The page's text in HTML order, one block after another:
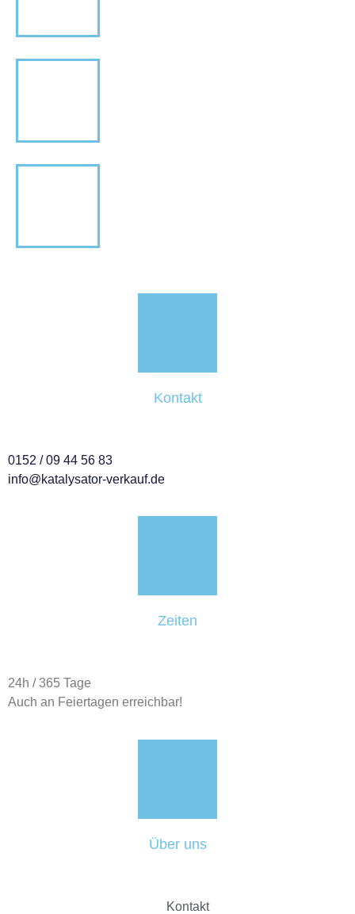
Kontakt
0152 / 09 44 56 83
info@katalysator-verkauf.de
Zeiten
24h / 365 Tage
Auch an Feiertagen erreichbar!
Über uns
Kontakt